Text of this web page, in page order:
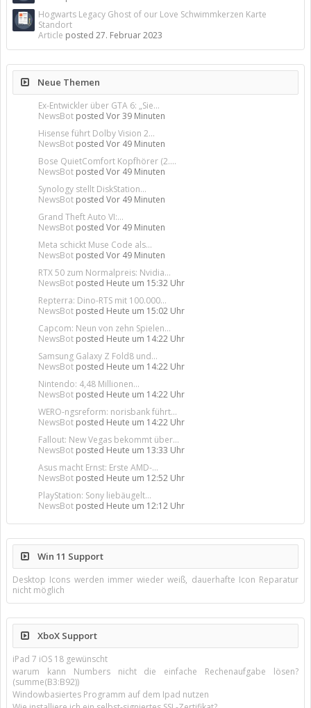
Hogwarts Legacy Ghost of our Love Schwimmkerzen Karte
Standort
Article posted 27. Februar 2023
Neue Themen
Ex-Entwickler über GTA 6: „Sie...
NewsBot posted Vor 39 Minuten
Hisense führt Dolby Vision 2...
NewsBot posted Vor 49 Minuten
Bose QuietComfort Kopfhörer (2....
NewsBot posted Vor 49 Minuten
Synology stellt DiskStation...
NewsBot posted Vor 49 Minuten
Grand Theft Auto VI:...
NewsBot posted Vor 49 Minuten
Meta schickt Muse Code als...
NewsBot posted Vor 49 Minuten
RTX 50 zum Normalpreis: Nvidia...
NewsBot posted Heute um 15:32 Uhr
Repterra: Dino-RTS mit 100.000...
NewsBot posted Heute um 15:02 Uhr
Capcom: Neun von zehn Spielen...
NewsBot posted Heute um 14:22 Uhr
Samsung Galaxy Z Fold8 und...
NewsBot posted Heute um 14:22 Uhr
Nintendo: 4,48 Millionen...
NewsBot posted Heute um 14:22 Uhr
WERO-ngsreform: norisbank führt...
NewsBot posted Heute um 14:22 Uhr
Fallout: New Vegas bekommt über...
NewsBot posted Heute um 13:33 Uhr
Asus macht Ernst: Erste AMD-...
NewsBot posted Heute um 12:52 Uhr
PlayStation: Sony liebäugelt...
NewsBot posted Heute um 12:12 Uhr
Win 11 Support
Desktop Icons werden immer wieder weiß, dauerhafte Icon Reparatur
nicht möglich
XboX Support
iPad 7 iOS 18 gewünscht
warum kann Numbers nicht die einfache Rechenaufgabe lösen?
(summe(B3:B92))
Windowbasiertes Programm auf dem Ipad nutzen